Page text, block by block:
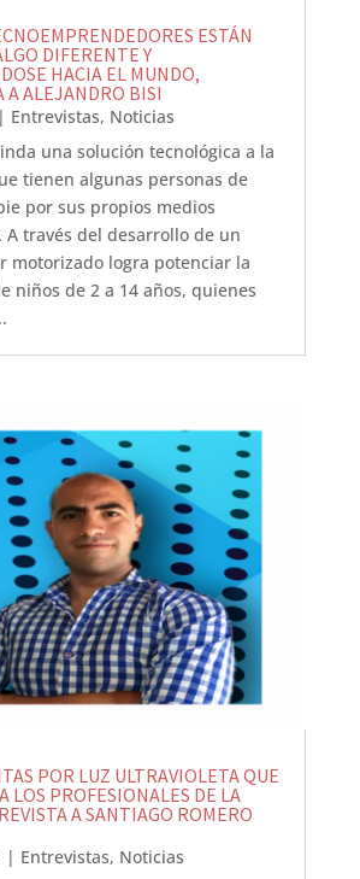
ESTÁN
DIFERENTE Y
HACIA EL MUNDO,
A ALEJANDRO BISI
| Entrevistas, Noticias
una solución tecnológica a la
tienen algunas personas de
por sus propios medios
través del desarrollo de un
motorizado logra potenciar la
niños de 2 a 14 años, quienes
POR LUZ ULTRAVIOLETA QUE
LOS PROFESIONALES DE LA
A SANTIAGO ROMERO
| Entrevistas, Noticias